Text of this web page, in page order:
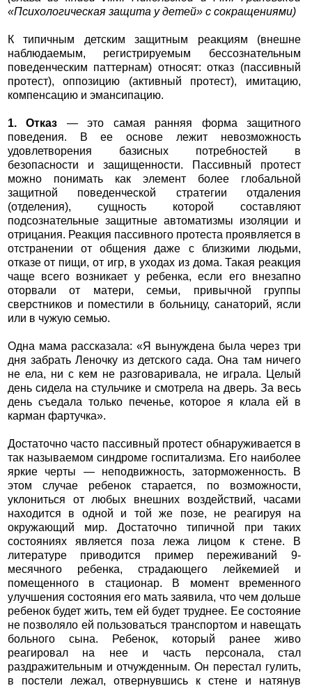
«Психологическая защита у детей» с сокращениями)
К типичным детским защитным реакциям (внешне
наблюдаемым, регистрируемым бессознательным
поведенческим паттернам) относят: отказ (пассивный
протест), оппозицию (активный протест), имитацию,
компенсацию и эмансипацию.
1. Отказ — это самая ранняя форма защитного
поведения. В ее основе лежит невозможность
удовлетворения базисных потребностей в
безопасности и защищенности. Пассивный протест
можно понимать как элемент более глобальной
защитной поведенческой стратегии отдаления
(отделения), сущность которой составляют
подсознательные защитные автоматизмы изоляции и
отрицания. Реакция пассивного протеста проявляется в
отстранении от общения даже с близкими людьми,
отказе от пищи, от игр, в уходах из дома. Такая реакция
чаще всего возникает у ребенка, если его внезапно
оторвали от матери, семьи, привычной группы
сверстников и поместили в больницу, санаторий, ясли
или в чужую семью.
Одна мама рассказала: «Я вынуждена была через три
дня забрать Леночку из детского сада. Она там ничего
не ела, ни с кем не разговаривала, не играла. Целый
день сидела на стульчике и смотрела на дверь. За весь
день съедала только печенье, которое я клала ей в
карман фартучка».
Достаточно часто пассивный протест обнаруживается в
так называемом синдроме госпитализма. Его наиболее
яркие черты — неподвижность, заторможенность. В
этом случае ребенок старается, по возможности,
уклониться от любых внешних воздействий, часами
находится в одной и той же позе, не реагируя на
окружающий мир. Достаточно типичной при таких
состояниях является поза лежа лицом к стене. В
литературе приводится пример переживаний 9-
месячного ребенка, страдающего лейкемией и
помещенного в стационар. В момент временного
улучшения состояния его мать заявила, что чем дольше
ребенок будет жить, тем ей будет труднее. Ее состояние
не позволяло ей пользоваться транспортом и навещать
больного сына. Ребенок, который ранее живо
реагировал на нее и часть персонала, стал
раздражительным и отчужденным. Он перестал гулить,
в постели лежал, отвернувшись к стене и натянув